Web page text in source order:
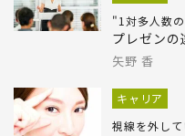
"1対多人数
プレゼンの
矢野 香
キャリア
視線を外し